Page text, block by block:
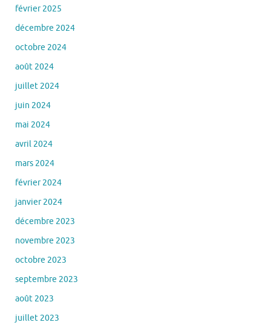
février 2025
décembre 2024
octobre 2024
août 2024
juillet 2024
juin 2024
mai 2024
avril 2024
mars 2024
février 2024
janvier 2024
décembre 2023
novembre 2023
octobre 2023
septembre 2023
août 2023
juillet 2023